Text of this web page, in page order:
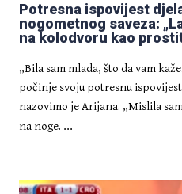
Potresna ispovijest
nogometnog saveza:
na kolodvoru kao
„Bila sam mlada, što da vam
počinje svoju potresnu
nazovimo je Arijana. „Mislila
na noge. ...